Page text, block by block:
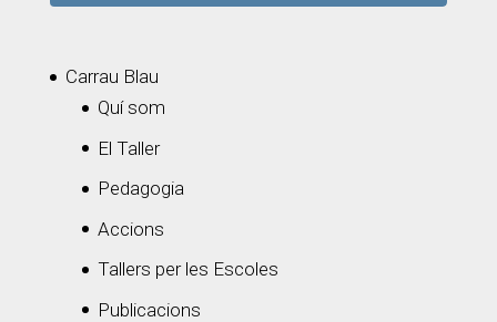
Carrau Blau
Quí som
El Taller
Pedagogia
Accions
Tallers per les Escoles
Publicacions